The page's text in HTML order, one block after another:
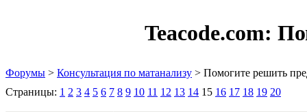
Teacode.com:
Форумы > Консультация по матанализу > Помогите решить
Страницы: 1 2 3 4 5 6 7 8 9 10 11 12 13 14 15 16 17 18 19 20